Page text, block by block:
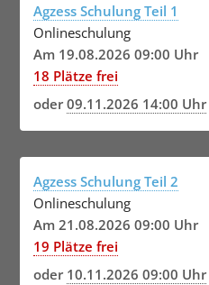
Agzess Schulung Teil 1
Onlineschulung
Am 19.08.2026 09:00 Uhr
18 Plätze frei
oder09.11.2026 14:00 Uhr
Agzess Schulung Teil 2
Onlineschulung
Am 21.08.2026 09:00 Uhr
19 Plätze frei
oder 10.11.2026 09:00 Uhr